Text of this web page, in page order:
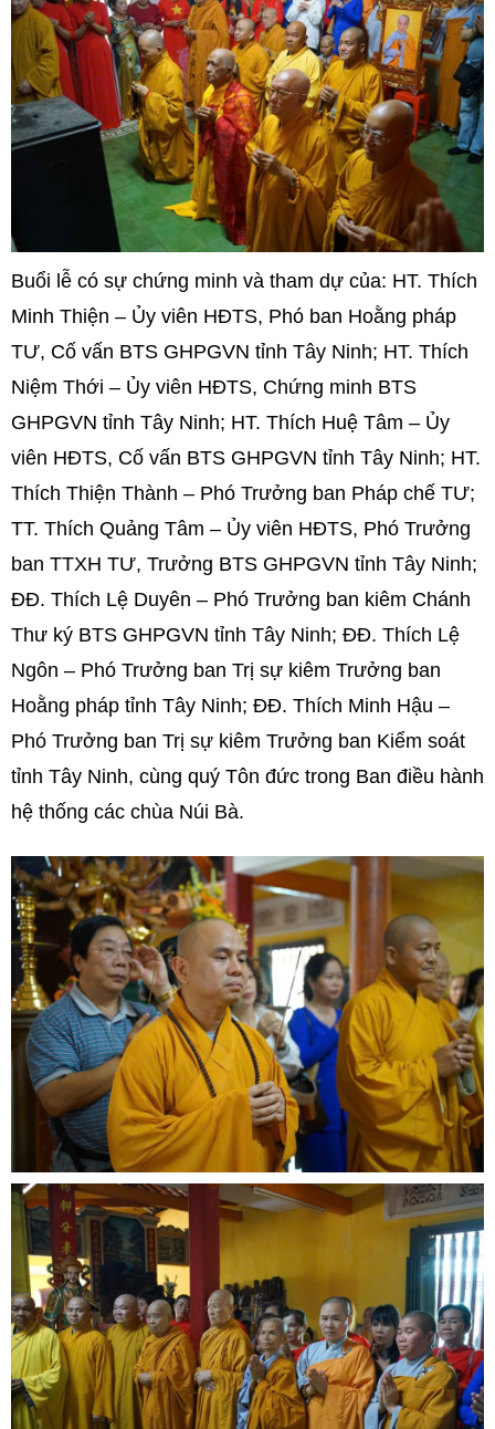
Buổi lễ có sự chứng minh và tham dự của: HT. Thích
Minh Thiện – Ủy viên HĐTS, Phó ban Hoằng pháp
TƯ, Cố vấn BTS GHPGVN tỉnh Tây Ninh; HT. Thích
Niệm Thới – Ủy viên HĐTS, Chứng minh BTS
GHPGVN tỉnh Tây Ninh; HT. Thích Huệ Tâm – Ủy
viên HĐTS, Cố vấn BTS GHPGVN tỉnh Tây Ninh; HT.
Thích Thiện Thành – Phó Trưởng ban Pháp chế TƯ;
TT. Thích Quảng Tâm – Ủy viên HĐTS, Phó Trưởng
ban TTXH TƯ, Trưởng BTS GHPGVN tỉnh Tây Ninh;
ĐĐ. Thích Lệ Duyên – Phó Trưởng ban kiêm Chánh
Thư ký BTS GHPGVN tỉnh Tây Ninh; ĐĐ. Thích Lệ
Ngôn – Phó Trưởng ban Trị sự kiêm Trưởng ban
Hoằng pháp tỉnh Tây Ninh; ĐĐ. Thích Minh Hậu –
Phó Trưởng ban Trị sự kiêm Trưởng ban Kiểm soát
tỉnh Tây Ninh, cùng quý Tôn đức trong Ban điều hành
hệ thống các chùa Núi Bà.